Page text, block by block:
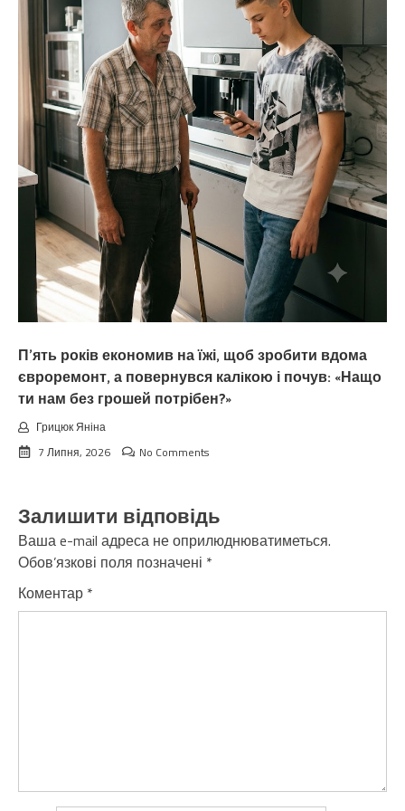
П’ять років економив на їжі, щоб зробити вдома
євроремонт, а повернувся калiкою і почув: «Нащо
ти нам без грошей потрібен?»
Грицюк Яніна
7 Липня, 2026
No Comments
Залишити відповідь
Ваша e-mail адреса не оприлюднюватиметься.
Обов’язкові поля позначені *
Коментар *